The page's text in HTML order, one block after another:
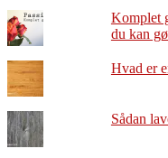
Komplet
du kan
Hvad er
Sådan